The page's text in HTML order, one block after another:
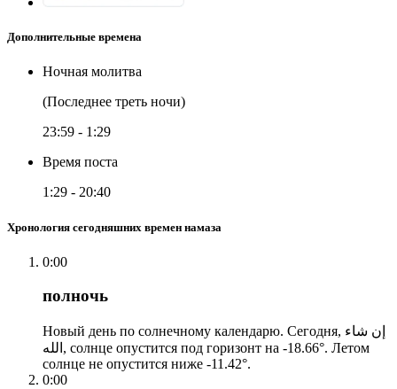
Дополнительные времена
Ночная молитва
(Последнее треть ночи)
23:59 - 1:29
Время поста
1:29 - 20:40
Хронология сегодняшних времен намаза
0:00
полночь
Новый день по солнечному календарю. Сегодня, إن شاء
الله, солнце опустится под горизонт на -18.66°. Летом
солнце не опустится ниже -11.42°.
0:00